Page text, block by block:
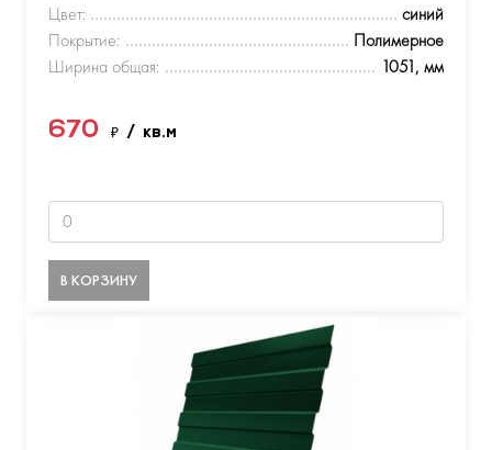
Цвет:
синий
Покрытие:
Полимерное
Ширина общая:
1051, мм
670 ₽ / кв.м
В КОРЗИНУ